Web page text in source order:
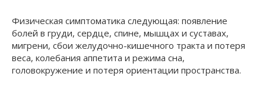
Физическая симптоматика следующая: появление
болей в груди, сердце, спине, мышцах и суставах,
мигрени, сбои желудочно-кишечного тракта и потеря
веса, колебания аппетита и режима сна,
головокружение и потеря ориентации пространства.